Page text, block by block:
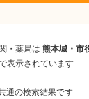
・薬局は 熊本城・市
表示されています
通の検索結果です